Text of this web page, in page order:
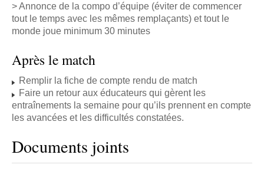
> Annonce de la compo d’équipe (éviter de commencer
tout le temps avec les mêmes remplaçants) et tout le
monde joue minimum 30 minutes
Après le match
Remplir la fiche de compte rendu de match
Faire un retour aux éducateurs qui gèrent les
entraînements la semaine pour qu’ils prennent en compte
les avancées et les difficultés constatées.
Documents joints